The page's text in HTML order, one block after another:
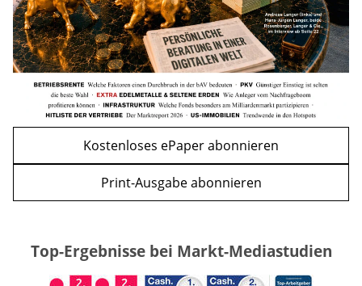
Kostenloses ePaper abonnieren
Print-Ausgabe abonnieren
Top-Ergebnisse bei Markt-Mediastudien